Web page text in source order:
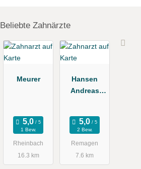
Beliebte Zahnärzte
Meurer
1 Bew.
Rheinbach
16.3 km
Hansen
Andreas
Dr.med.dent.
2 Bew.
Remagen
7.6 km